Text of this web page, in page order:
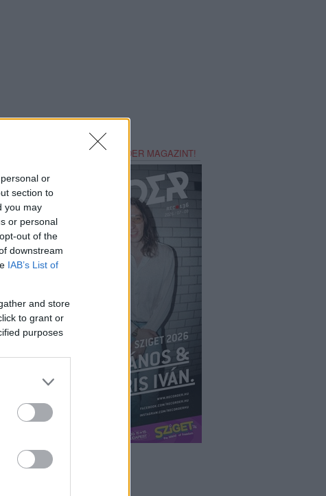
or
section to
you may
or personal
out of the
downstream
IAB’s List of
and store
to grant or
purposes
SZEREZZ MAGADNAK RECORDER MAGAZINT!